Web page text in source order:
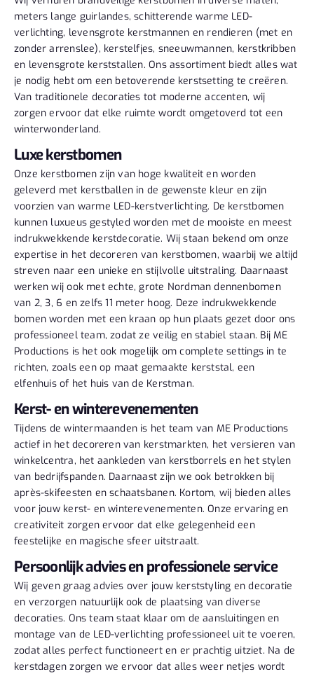
meters lange guirlandes, schitterende warme LED-
verlichting, levensgrote kerstmannen en rendieren (met en
zonder arrenslee), kerstelfjes, sneeuwmannen, kerstkribben
en levensgrote kerststallen. Ons assortiment biedt alles wat
je nodig hebt om een betoverende kerstsetting te creëren.
Van traditionele decoraties tot moderne accenten, wij
zorgen ervoor dat elke ruimte wordt omgetoverd tot een
winterwonderland.
Luxe kerstbomen
Onze kerstbomen zijn van hoge kwaliteit en worden
geleverd met kerstballen in de gewenste kleur en zijn
voorzien van warme LED-kerstverlichting. De kerstbomen
kunnen luxueus gestyled worden met de mooiste en meest
indrukwekkende kerstdecoratie. Wij staan bekend om onze
expertise in het decoreren van kerstbomen, waarbij we altijd
streven naar een unieke en stijlvolle uitstraling. Daarnaast
werken wij ook met echte, grote Nordman dennenbomen
van 2, 3, 6 en zelfs 11 meter hoog. Deze indrukwekkende
bomen worden met een kraan op hun plaats gezet door ons
professioneel team, zodat ze veilig en stabiel staan. Bij ME
Productions is het ook mogelijk om complete settings in te
richten, zoals een op maat gemaakte kerststal, een
elfenhuis of het huis van de Kerstman.
Kerst- en winterevenementen
Tijdens de wintermaanden is het team van ME Productions
actief in het decoreren van kerstmarkten, het versieren van
winkelcentra, het aankleden van kerstborrels en het stylen
van bedrijfspanden. Daarnaast zijn we ook betrokken bij
après-skifeesten en schaatsbanen. Kortom, wij bieden alles
voor jouw kerst- en winterevenementen. Onze ervaring en
creativiteit zorgen ervoor dat elke gelegenheid een
feestelijke en magische sfeer uitstraalt.
Persoonlijk advies en professionele service
Wij geven graag advies over jouw kerststyling en decoratie
en verzorgen natuurlijk ook de plaatsing van diverse
decoraties. Ons team staat klaar om de aansluitingen en
montage van de LED-verlichting professioneel uit te voeren,
zodat alles perfect functioneert en er prachtig uitziet. Na de
kerstdagen zorgen we ervoor dat alles weer netjes wordt